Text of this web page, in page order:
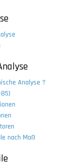
Analyse ?
nach Maß